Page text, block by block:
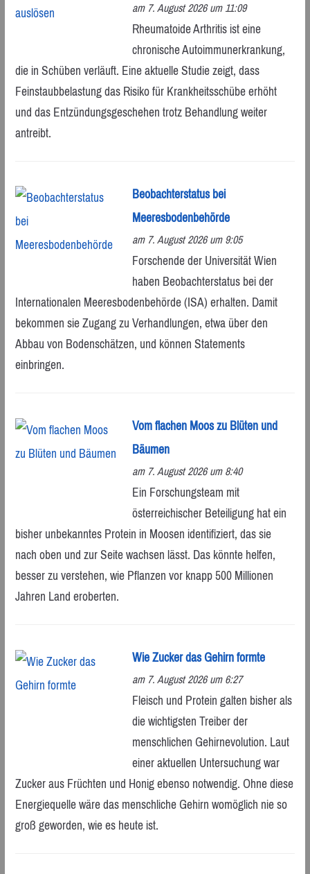
am 7. August 2026 um 11:09
Rheumatoide Arthritis ist eine
chronische Autoimmunerkrankung,
die in Schüben verläuft. Eine aktuelle Studie zeigt, dass
Feinstaubbelastung das Risiko für Krankheitsschübe erhöht
und das Entzündungsgeschehen trotz Behandlung weiter
antreibt.
Beobachterstatus bei
Meeresbodenbehörde
am 7. August 2026 um 9:05
Forschende der Universität Wien
haben Beobachterstatus bei der
Internationalen Meeresbodenbehörde (ISA) erhalten. Damit
bekommen sie Zugang zu Verhandlungen, etwa über den
Abbau von Bodenschätzen, und können Statements
einbringen.
Vom flachen Moos zu Blüten und
Bäumen
am 7. August 2026 um 8:40
Ein Forschungsteam mit
österreichischer Beteiligung hat ein
bisher unbekanntes Protein in Moosen identifiziert, das sie
nach oben und zur Seite wachsen lässt. Das könnte helfen,
besser zu verstehen, wie Pflanzen vor knapp 500 Millionen
Jahren Land eroberten.
Wie Zucker das Gehirn formte
am 7. August 2026 um 6:27
Fleisch und Protein galten bisher als
die wichtigsten Treiber der
menschlichen Gehirnevolution. Laut
einer aktuellen Untersuchung war
Zucker aus Früchten und Honig ebenso notwendig. Ohne diese
Energiequelle wäre das menschliche Gehirn womöglich nie so
groß geworden, wie es heute ist.